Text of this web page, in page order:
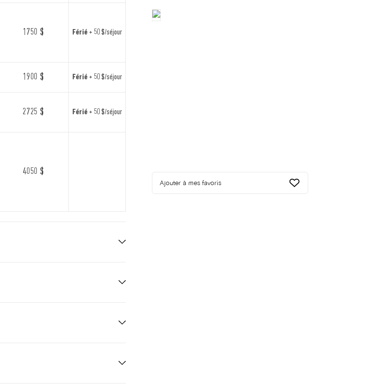
1750 $ Férié + 50 $/séjour
1900 $ Férié + 50 $/séjour
2725 $ Férié + 50 $/séjour
4050 $
Ajouter à mes favoris